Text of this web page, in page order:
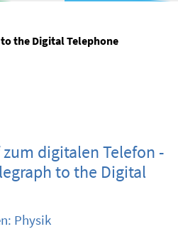
the Digital Telephone
digitalen Telefon -
to the Digital
Physik